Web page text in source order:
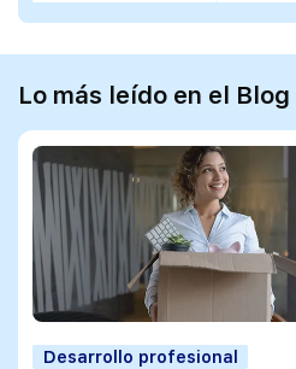
Lo más leído en el Blog
Desarrollo profesional